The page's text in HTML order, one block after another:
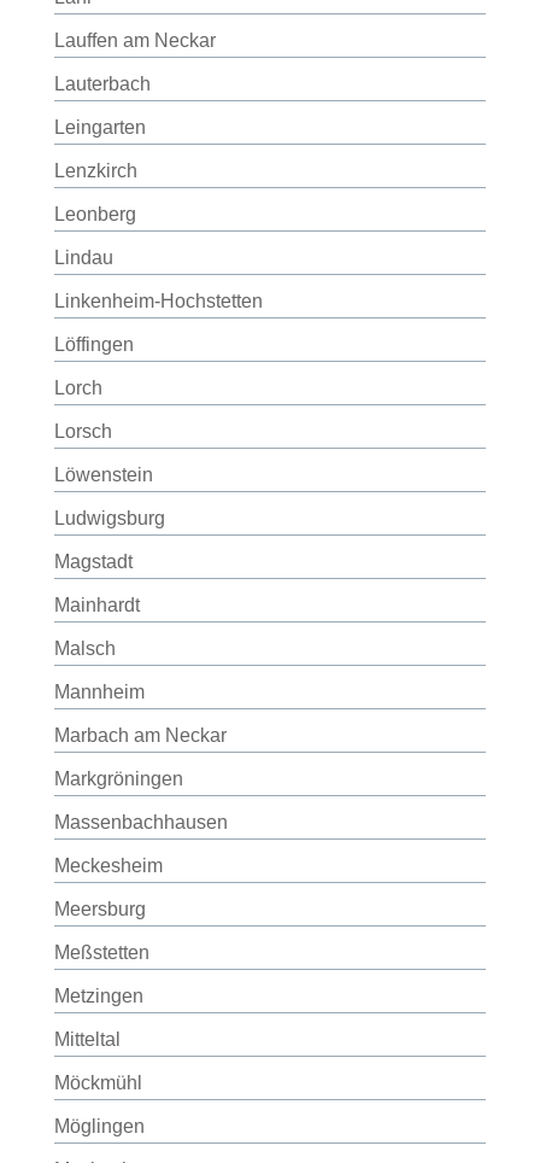
Lauffen am Neckar
Lauterbach
Leingarten
Lenzkirch
Leonberg
Lindau
Linkenheim-Hochstetten
Löffingen
Lorch
Lorsch
Löwenstein
Ludwigsburg
Magstadt
Mainhardt
Malsch
Mannheim
Marbach am Neckar
Markgröningen
Massenbachhausen
Meckesheim
Meersburg
Meßstetten
Metzingen
Mitteltal
Möckmühl
Möglingen